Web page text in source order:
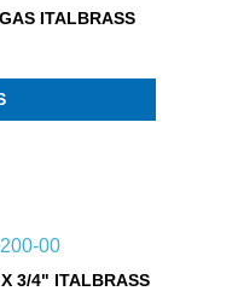
ITALBRASS
3/4" ITALBRASS